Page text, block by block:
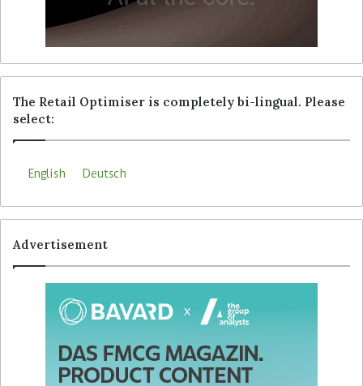
The Retail Optimiser is completely bi-lingual. Please
select:
English Deutsch
Advertisement